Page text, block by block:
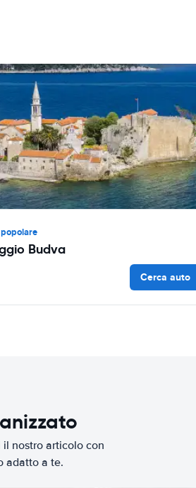
Budva
Cerca auto
nostro articolo con
adatto a te.